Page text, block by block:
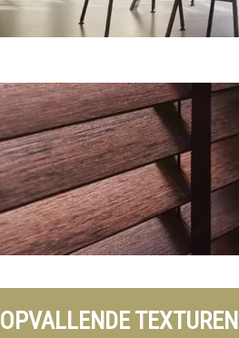
OPVALLENDE TEXTUREN